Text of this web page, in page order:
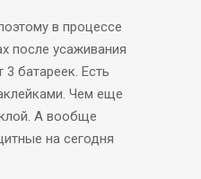
в процессе
после усаживания
батареек. Есть
Чем еще
А вообще
на сегодня